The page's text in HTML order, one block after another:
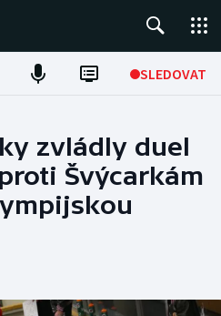
SLEDOVAT
zvládly duel
Švýcarkám